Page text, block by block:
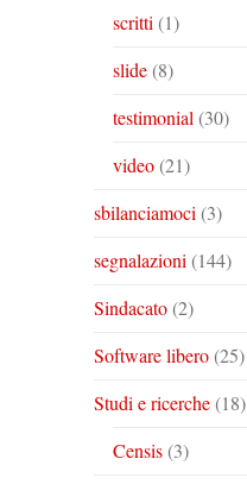
scritti (1)
slide(8)
testimonial (30)
video(21)
sbilanciamoci (3)
segnalazioni (144)
Sindacato(2)
Software libero(25)
Studi e ricerche(18)
Censis(3)